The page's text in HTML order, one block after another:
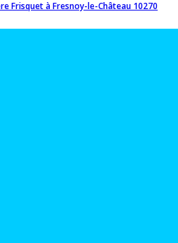
Frisquet à Fresnoy-le-Château 10270